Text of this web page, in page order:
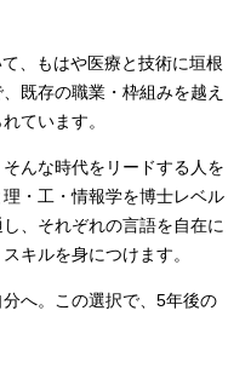
、もはや医療と技術に垣根
既存の職業・枠組みを越え
ています。
んな時代をリードする人を
・工・情報学を博士レベル
、それぞれの言語を自在に
キルを身につけます。
へ。この選択で、5年後の